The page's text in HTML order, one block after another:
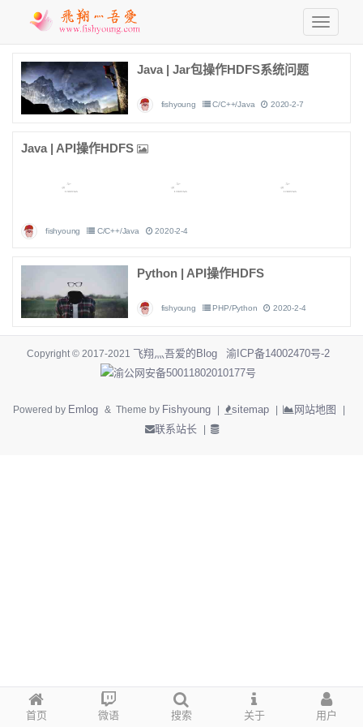
Java | Jar包操作HDFS系统问题
fishyoung C/C++/Java 2020-2-7
Java | API操作HDFS
fishyoung C/C++/Java 2020-2-4
Python | API操作HDFS
fishyoung PHP/Python 2020-2-4
首页 微语 搜索 关于 用户
Copyright © 2017-2021 飞翔灬吾爱的Blog
渝ICP备14002470号-2
渝公网安备50011802010177号
Powered by Emlog & Theme by Fishyoung sitemap 网站地图
联系站长